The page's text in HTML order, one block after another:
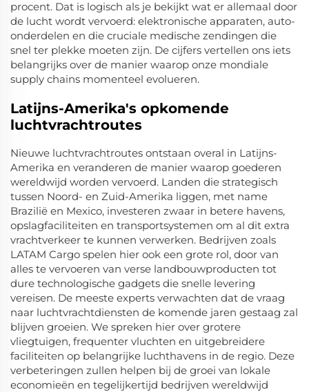
procent. Dat is logisch als je bekijkt wat er allemaal door
de lucht wordt vervoerd: elektronische apparaten, auto-
onderdelen en die cruciale medische zendingen die
snel ter plekke moeten zijn. De cijfers vertellen ons iets
belangrijks over de manier waarop onze mondiale
supply chains momenteel evolueren.
Latijns-Amerika's opkomende
luchtvrachtroutes
Nieuwe luchtvrachtroutes ontstaan overal in Latijns-
Amerika en veranderen de manier waarop goederen
wereldwijd worden vervoerd. Landen die strategisch
tussen Noord- en Zuid-Amerika liggen, met name
Brazilië en Mexico, investeren zwaar in betere havens,
opslagfaciliteiten en transportsystemen om al dit extra
vrachtverkeer te kunnen verwerken. Bedrijven zoals
LATAM Cargo spelen hier ook een grote rol, door van
alles te vervoeren van verse landbouwproducten tot
dure technologische gadgets die snelle levering
vereisen. De meeste experts verwachten dat de vraag
naar luchtvrachtdiensten de komende jaren gestaag zal
blijven groeien. We spreken hier over grotere
vliegtuigen, frequenter vluchten en uitgebreidere
faciliteiten op belangrijke luchthavens in de regio. Deze
verbeteringen zullen helpen bij de groei van lokale
economieën en tegelijkertijd bedrijven wereldwijd